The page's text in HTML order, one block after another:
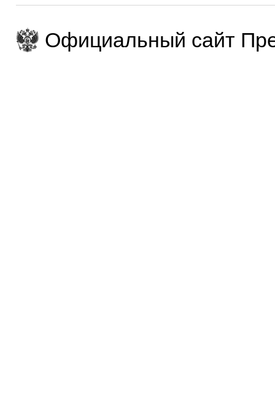
Официальный сайт